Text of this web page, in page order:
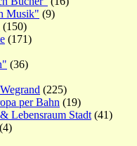
Musik" (9)
(150)
(171)
(36)
(225)
per Bahn (19)
Lebensraum Stadt(41)
(4)